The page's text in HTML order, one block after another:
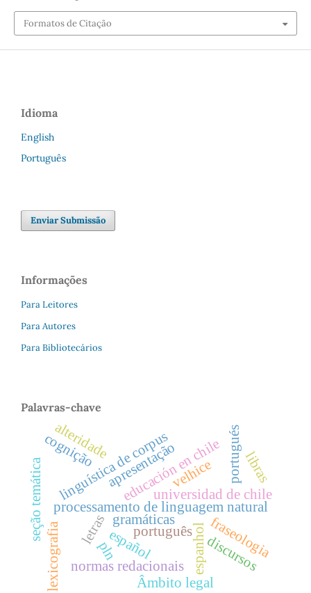
Formatos de Citação
Idioma
English
Português
Enviar Submissão
Informações
Para Leitores
Para Autores
Para Bibliotecários
Palavras-chave
linguística de corpus
processamento de linguagem natural
letras
apresentação
seção temática
cognição educación en chile
gramáticas
universidad de chile
portugués
españolportuguêsespanhol
Âmbito legal
normas redacionais
libras
lexicografia fraseologia
pln
velhice
alteridade
discursos